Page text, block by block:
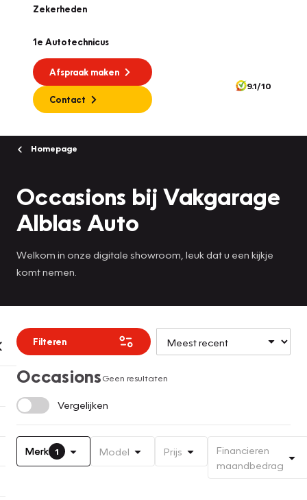
Zekerheden
1e Autotechnicus
Afspraak maken
Contact
9.1/10
Homepage
Occasions bij Vakgarage
Alblas Auto
Welkom in onze digitale showroom, leuk dat u een kijkje
komt nemen.
Filteren
OccasionsGeen resultaten
Vergelijken
Merk 1 Model Prijs
Financieren
maandbedrag